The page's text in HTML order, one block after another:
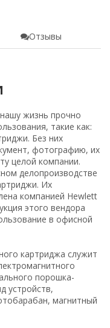
Отзывы
жизнь прочно
такие как:
Без них
фотографию, их
целой компании.
делопроизводстве
Их
компанией Hewlett
этого вендора
в офисной
картриджа служит
порошка-
устройств,
магнитный